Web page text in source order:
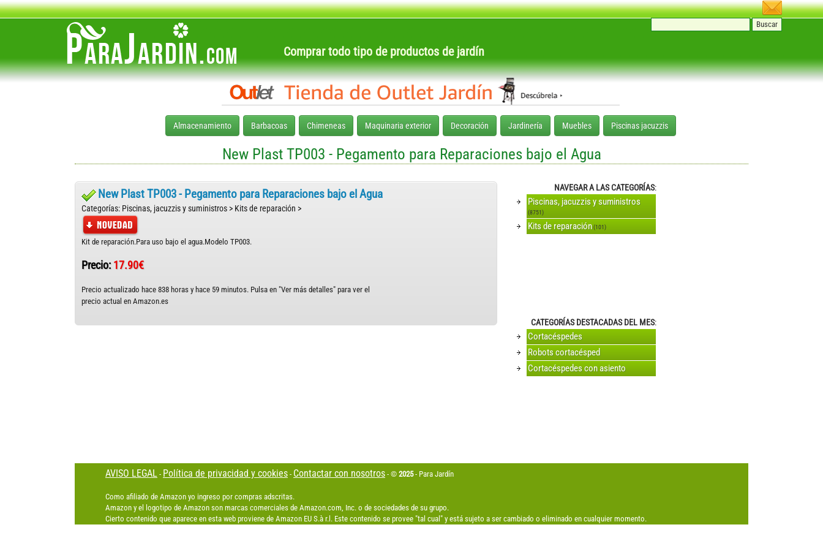
Comprar todo tipo de productos de jardín
Almacenamiento Barbacoas Chimeneas Maquinaria exterior Decoración Jardinería Muebles Piscinas jacuzzis
New Plast TP003 - Pegamento para Reparaciones bajo el Agua
New Plast TP003 - Pegamento para Reparaciones bajo el Agua
Categorías: Piscinas, jacuzzis y suministros > Kits de reparación >
Kit de reparación.Para uso bajo el agua.Modelo TP003.
Precio: 17.90€
Precio actualizado hace 838 horas y hace 59 minutos. Pulsa en "Ver más detalles" para ver el
precio actual en Amazon.es
NAVEGAR A LAS CATEGORÍAS:
Piscinas, jacuzzis y suministros
(8751)
Kits de reparación(101)
CATEGORÍAS DESTACADAS DEL MES:
Cortacéspedes
Robots cortacésped
Cortacéspedes con asiento
AVISO LEGAL - Política de privacidad y cookies - Contactar con nosotros - © 2025- Para Jardín
Como afiliado de Amazon yo ingreso por compras adscritas.
Amazon y el logotipo de Amazon son marcas comerciales de Amazon.com, Inc. o de sociedades de su grupo.
Cierto contenido que aparece en esta web proviene de Amazon EU S.à r.l. Este contenido se provee "tal cual" y está sujeto a ser cambiado o eliminado en cualquier momento.